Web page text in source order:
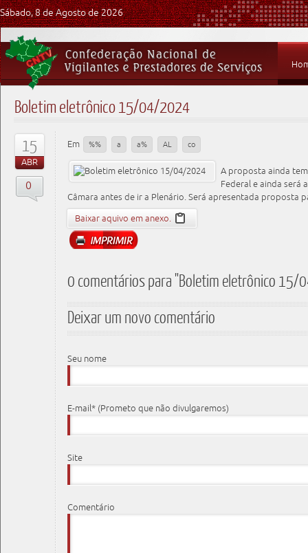
Sábado, 8 de Agosto de 2026
Boletim eletrônico 15/04/2024
15
ABR
0
Em %% a a% AL co
A proposta ainda
Federal e ainda será
Câmara antes de ir a Plenário. Será apresentada proposta
Baixar aquivo em anexo.
0 comentários para "Boletim eletrônico
Deixar um novo comentário
Seu nome
E-mail* (Prometo que não divulgaremos)
Site
Comentário